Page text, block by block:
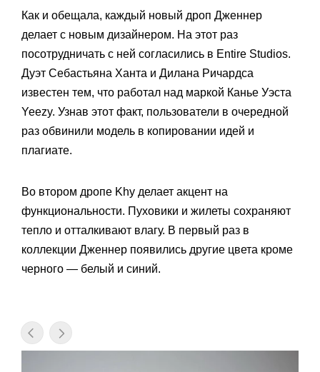
Как и обещала, каждый новый дроп Дженнер
делает с новым дизайнером. На этот раз
посотрудничать с ней согласились в Entire Studios.
Дуэт Себастьяна Ханта и Дилана Ричардса
известен тем, что работал над маркой Канье Уэста
Yeezy. Узнав этот факт, пользователи в очередной
раз обвинили модель в копировании идей и
плагиате.
Во втором дропе Khy делает акцент на
функциональности. Пуховики и жилеты сохраняют
тепло и отталкивают влагу. В первый раз в
коллекции Дженнер появились другие цвета кроме
черного — белый и синий.